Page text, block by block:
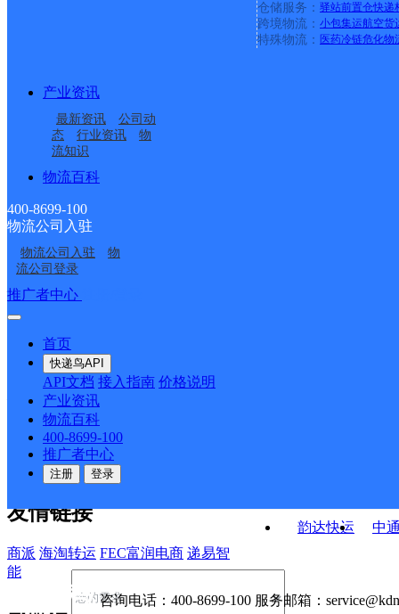
仓储服务： 驿站前置仓快递
跨境物流： 小包集运航空货
特殊物流： 医药冷链危化物
产业资讯
最新资讯
公司动
态
行业资讯
物
流知识
物流百科
400-8699-100
物流公司入驻
物流公司入驻
物
流公司登录
推广者中心
首页
快递鸟API
API文档 接入指南 价格说明
产业资讯
物流百科
400-8699-100
推广者中心
注册 登录
便民寄存点分部
山西洪洞县公司三维便
民寄存点分部
山西洪洞县公司赵城镇
分部
山西洪洞县公司西城便
民寄存点分部
山西洪洞县公司大槐树
镇永一便民寄存点分部
山西洪洞县公司大槐树
镇城北便民寄存分部
临汾洪洞县辛村乡营业
韵达快运
中
接口API
API接口 DEMO下载
关于我们
公司介绍 企业动态
合作伙伴 快递鸟接口服务协议
户隐私政策
友情链接
商派 海淘转运 FEC富润电商 递易智
能
咨询电话： 400-8699-100 服务邮箱：